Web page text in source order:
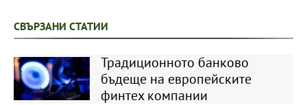
СВЪРЗАНИ СТАТИИ
Традиционното банково
бъдеще на европейските
финтех компании